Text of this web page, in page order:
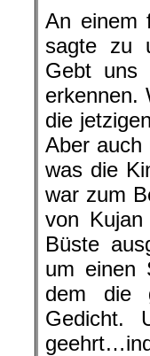
An einem
sagte zu
Gebt uns
erkennen.
die
Aber auch
was die
war zum
von
Büste
um einen
dem die
Gedicht.